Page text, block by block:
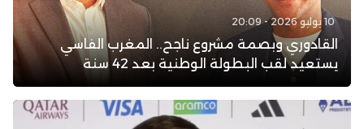
10 يوليو 2026 - 20:09
القادوري وبصمة مشروع ناجح.. المغرب الفاسي
يستعيد لقب البطولة الوطنية بعد 42 سنة